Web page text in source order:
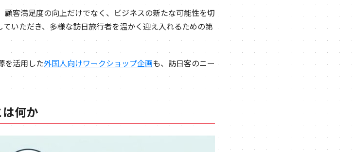
客満足度の向上だけでなく、ビジネスの新たな可能性を切
いただき、多様な訪日旅行者を温かく迎え入れるための第
を活用した外国人向けワークショップ企画も、訪日客のニー
何か